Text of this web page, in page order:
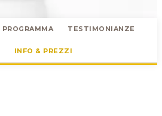
PROGRAMMA TESTIMONIANZE
INFO & PREZZI